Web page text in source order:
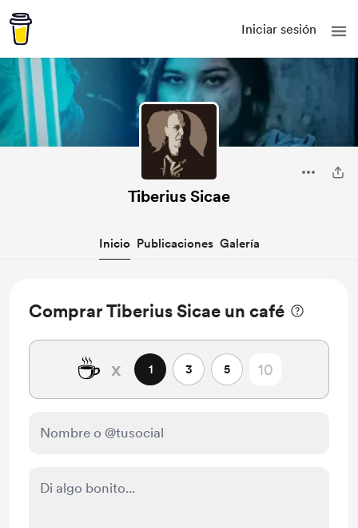
Iniciar sesión
Tiberius Sicae
Inicio Publicaciones Galería
Comprar Tiberius Sicae un café
☕ x 1 3 5